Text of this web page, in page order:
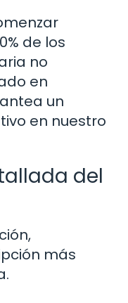
de los
no
en
un
en nuestro
del
más